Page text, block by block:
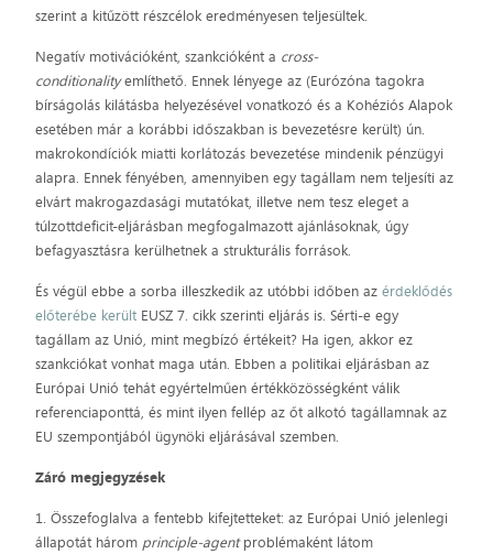
szerint a kitűzött részcélok eredményesen teljesültek.
Negatív motivációként, szankcióként a cross-
conditionalityemlíthető. Ennek lényege az (Eurózóna tagokra
bírságolás kilátásba helyezésével vonatkozó és a Kohéziós Alapok
esetében már a korábbi időszakban is bevezetésre került) ún.
makrokondíciók miatti korlátozás bevezetése mindenik pénzügyi
alapra. Ennek fényében, amennyiben egy tagállam nem teljesíti az
elvárt makrogazdasági mutatókat, illetve nem tesz eleget a
túlzottdeficit-eljárásban megfogalmazott ajánlásoknak, úgy
befagyasztásra kerülhetnek a strukturális források.
És végül ebbe a sorba illeszkedik az utóbbi időben azérdeklődés
előterébe került EUSZ 7. cikk szerinti eljárás is. Sérti-e egy
tagállam az Unió, mint megbízó értékeit? Ha igen, akkor ez
szankciókat vonhat maga után. Ebben a politikai eljárásban az
Európai Unió tehát egyértelműen értékközösségként válik
referenciaponttá, és mint ilyen fellép az őt alkotó tagállamnak az
EU szempontjából ügynöki eljárásával szemben.
Záró megjegyzések
1. Összefoglalva a fentebb kifejtetteket: az Európai Unió jelenlegi
állapotát három principle-agentproblémaként látom